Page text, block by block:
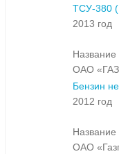
ТСУ-380
2013 год
Название
ОАО
Бензин
2012 год
Название
ОАО